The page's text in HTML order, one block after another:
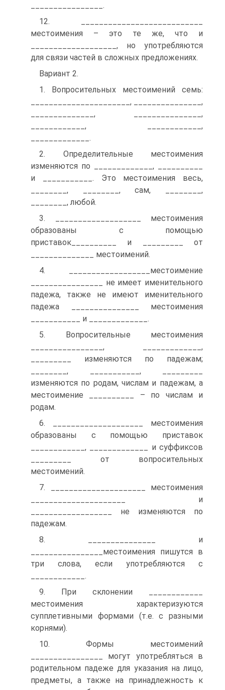
________________.
12. ___________________________
местоимения – это те же, что и
___________________, но употребляются
для связи частей в сложных предложениях.
Вариант 2.
1. Вопросительных местоимений семь:
______________________, _______________,
______________, _______________,
____________, ____________,
_____________.
2. Определительные местоимения
изменяются по _____________, __________
и ___________. Это местоимения весь,
________, ________, сам, ________,
________, любой.
3. ___________________ местоимения
образованы с помощью
приставок__________ и _________ от
______________ местоимений.
4. __________________местоимение
________________ не имеет именительного
падежа, также не имеют именительного
падежа _______________ местоимения
___________ и _____________.
5. Вопросительные местоимения
________________, _____________,
_________ изменяются по падежам;
________, ___________, _________
изменяются по родам, числам и падежам, а
местоимение __________ – по числам и
родам.
6. ____________________ местоимения
образованы с помощью приставок
____________, _____________ и суффиксов
_________ от вопросительных
местоимений.
7. _____________________ местоимения
_____________________ и
__________________ не изменяются по
падежам.
8. _______________ и
________________местоимения пишутся в
три слова, если употребляются с
____________.
9. При склонении ____________
местоимения характеризуются
супплетивными формами (т.е. с разными
корнями).
10. Формы местоимений
________________ могут употребляться в
родительном падеже для указания на лицо,
предметы, а также на принадлежность к